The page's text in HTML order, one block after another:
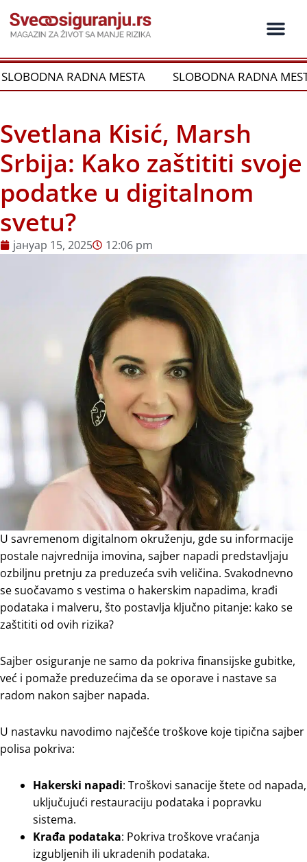
на
садржај
RADNA MESTA SLOBODNA RADNA MESTA
Svetlana Kisić, Marsh
Srbija: Kako zaštititi svoje
podatke u digitalnom
svetu?
јануар 15, 2025 12:06 pm
U savremenom digitalnom okruženju, gde su informacije
postale najvrednija imovina, sajber napadi predstavljaju
ozbiljnu pretnju za preduzeća svih veličina. Svakodnevno
se suočavamo s vestima o hakerskim napadima, krađi
podataka i malveru, što postavlja ključno pitanje: kako se
zaštititi od ovih rizika?
Sajber osiguranje ne samo da pokriva finansijske gubitke,
već i pomaže preduzećima da se oporave i nastave sa
radom nakon sajber napada.
U nastavku navodimo najčešće troškove koje tipična sajber
polisa pokriva:
Hakerski napadi: Troškovi sanacije štete od napada,
uključujući restauraciju podataka i popravku
sistema.
Krađa podataka: Pokriva troškove vraćanja
izgubljenih ili ukradenih podataka.